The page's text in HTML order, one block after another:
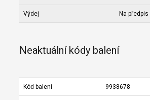
Výdej Na předpis
Neaktuální kódy balení
Kód balení 9938678